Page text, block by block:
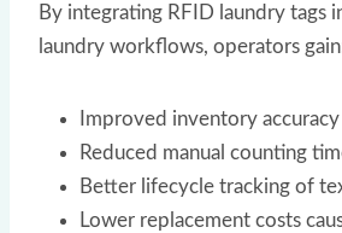
By integrating RFID laundry tags
laundry workflows, operators
Improved inventory accuracy
Reduced manual counting
Better lifecycle tracking of
Lower replacement costs